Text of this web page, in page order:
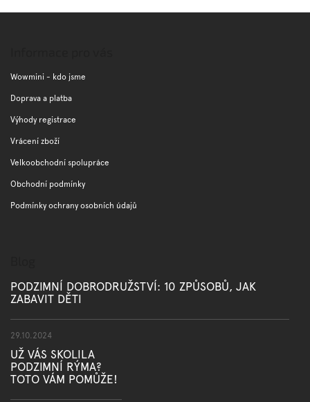
Wowmini - kdo jsme
Doprava a platba
Výhody registrace
Vrácení zboží
Velkoobchodní spolupráce
Obchodní podmínky
Podmínky ochrany osobních údajů
PODZIMNÍ DOBRODRUŽSTVÍ: 10 ZPŮSOBŮ, JAK
ZABAVIT DĚTI
29.10.2024
UŽ VÁS SKOLILA
PODZIMNÍ RÝMA?
TOTO VÁM POMŮŽE!